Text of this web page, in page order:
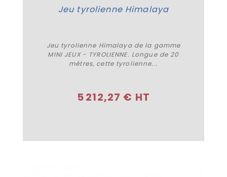
Jeu tyrolienne Himalaya
Jeu tyrolienne Himalaya de la gamme
MINI JEUX - TYROLIENNE. Longue de 20
mètres, cette tyrolienne...
5 212,27 € HT